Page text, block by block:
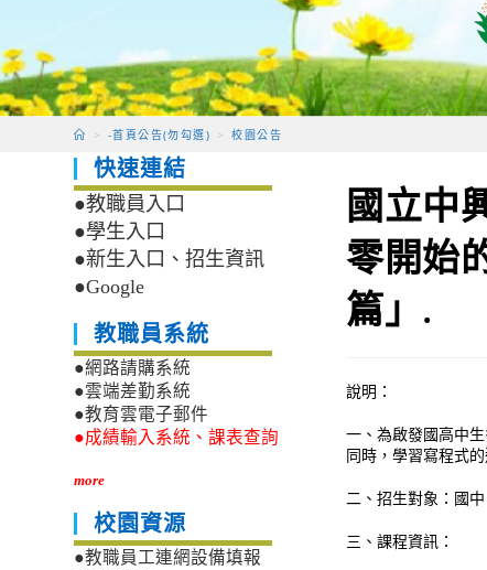
> -首頁公告(勿勾選) > 校園公告
國立中
零開始
篇」.
說明：
一、為啟發國高中
同時，學習寫程式
二、招生對象：國
三、課程資訊：
快速連結
●教職員入口
●學生入口
●新生入口、招生資訊
●Google
教職員系統
●網路請購系統
●雲端差勤系統
●教育雲電子郵件
●成績輸入系統、課表查詢
more
校園資源
●教職員工連網設備填報